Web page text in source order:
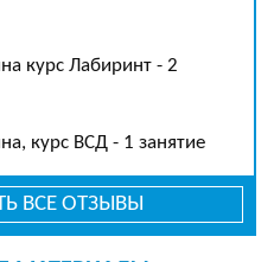
курс Лабиринт - 2
курс ВСД - 1 занятие
ВСЕ ОТЗЫВЫ